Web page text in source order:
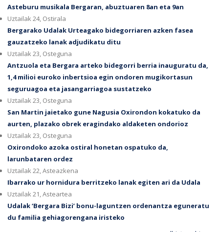
Asteburu musikala Bergaran, abuztuaren 8an eta 9an
Uztailak 24, Ostirala
Bergarako Udalak Urteagako bidegorriaren azken fasea
gauzatzeko lanak adjudikatu ditu
Uztailak 23, Osteguna
Antzuola eta Bergara arteko bidegorri berria inauguratu da,
1,4 milioi euroko inbertsioa egin ondoren mugikortasun
seguruagoa eta jasangarriagoa sustatzeko
Uztailak 23, Osteguna
San Martin jaietako gune Nagusia Oxirondon kokatuko da
aurten, plazako obrek eragindako aldaketen ondorioz
Uztailak 23, Osteguna
Oxirondoko azoka ostiral honetan ospatuko da,
larunbataren ordez
Uztailak 22, Asteazkena
Ibarrako ur hornidura berritzeko lanak egiten ari da Udala
Uztailak 21, Asteartea
Udalak ‘Bergara Bizi’ bonu-laguntzen ordenantza eguneratu
du familia gehiagorengana iristeko